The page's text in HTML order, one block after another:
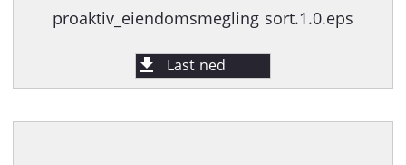
proaktiv_eiendomsmegling sort.1.0.eps
Last ned